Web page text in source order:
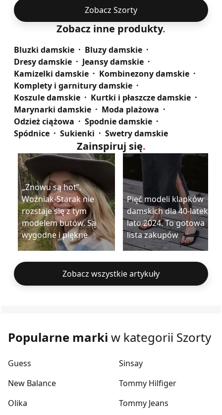
Zobacz Szorty
Zobacz inne produkty.
Bluzki damskie
Bluzy damskie
Dresy damskie
Jeansy damskie
Kamizelki damskie
Kombinezony damskie
Komplety i garnitury damskie
Koszule damskie
Kurtki i płaszcze damskie
Marynarki damskie
Moda plażowa
Odzież ciążowa
Spodnie damskie
Spódnice
Sukienki Swetry damskie
Zainspiruj się.
„Znowu są hot”.
Woźniak-Starak nie
rozstaje się z tym
modelem butów. Są
wygodne i piękne
Pięć modeli klapków
damskich dla 40-latek na
lato 2024. To gotowa
lista zakupów
Zobacz wszystkie artykuły
Popularne marki w kategorii Szorty
Guess
New Balance
Olika
Sinsay
Tommy Hilfiger
Tommy Jeans